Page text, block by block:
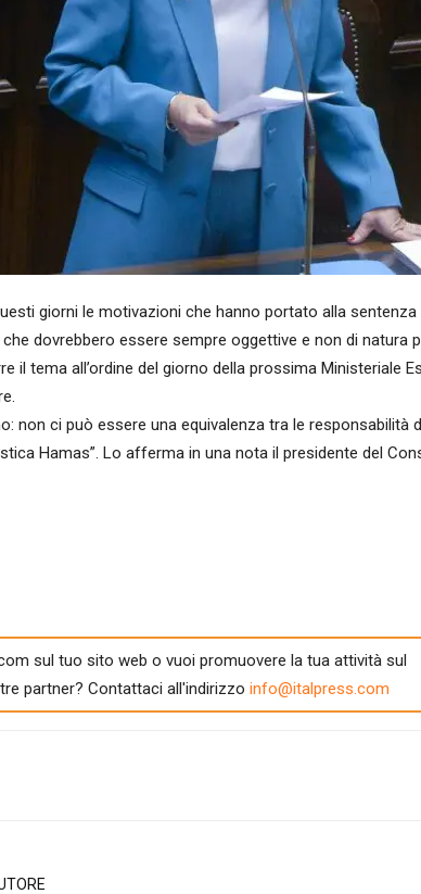
giorni le motivazioni che hanno portato alla sentenza
dovrebbero essere sempre oggettive e non di natura
il tema all’ordine del giorno della prossima Ministeriale
non ci può essere una equivalenza tra le responsabilità
Hamas”. Lo afferma in una nota il presidente del
sul tuo sito web o vuoi promuovere la tua attività sul
partner? Contattaci all'indirizzo info@italpress.com